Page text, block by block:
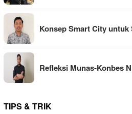
Konsep Smart City untuk
Refleksi Munas-Konbes
TIPS & TRIK